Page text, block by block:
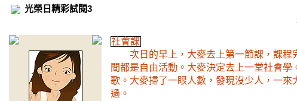
光榮日精彩試閱3
社會課
次日的早上，大麥去上第一節課，課
間都是自由活動。大麥決定去上一堂社會
歌。大麥掃了一眼人數，發現沒少人，一
過。